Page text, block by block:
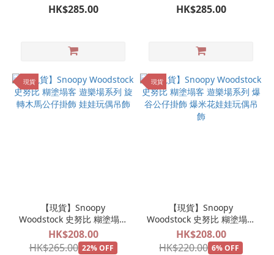
限定
HK$285.00
毛絨娃娃玩偶｜日本環球影
城限定
HK$285.00
現貨
【現貨】Snoopy
Woodstock 史努比 糊塗塌客
遊樂場系列 旋轉木馬公仔掛
飾 娃娃玩偶吊飾
HK$208.00
HK$265.00 22% OFF
現貨
【現貨】Snoopy
Woodstock 史努比 糊塗塌客
遊樂場系列 爆谷公仔掛飾 爆
米花娃娃玩偶吊飾
HK$208.00
HK$220.00 6% OFF